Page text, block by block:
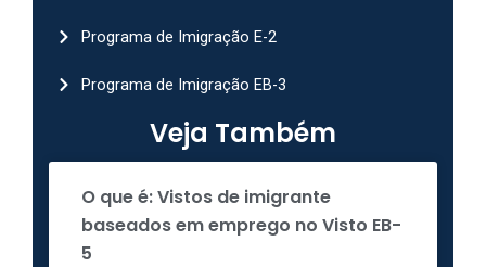
Programa de Imigração E-2
Programa de Imigração EB-3
Veja Também
O que é: Vistos de imigrante
baseados em emprego no Visto EB-
5